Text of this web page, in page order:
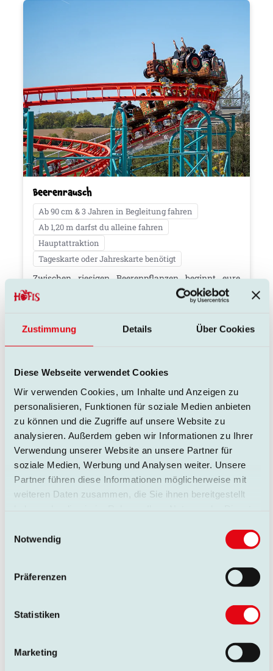
Zustimmung Details Über Cookies
Diese Webseite verwendet Cookies
Wir verwenden Cookies, um Inhalte und Anzeigen zu
personalisieren, Funktionen für soziale Medien anbieten
zu können und die Zugriffe auf unsere Website zu
analysieren. Außerdem geben wir Informationen zu Ihrer
Verwendung unserer Website an unsere Partner für
soziale Medien, Werbung und Analysen weiter. Unsere
Partner führen diese Informationen möglicherweise mit
weiteren Daten zusammen, die Sie ihnen bereitgestellt
Notwendig
Präferenzen
Statistiken
Marketing
Beerenrausch
Ab 90 cm & 3 Jahren in Begleitung fahren
Ab 1,20 m darfst du alleine fahren
Hauptattraktion
Tageskarte oder Jahreskarte benötigt
Zwischen riesigen Beerenpflanzen beginnt eure
Reise. Ab durch die Marmeladenfabrik, rein ins
Pflückkörbchen – und im „Beerenblitz &
Honigschleuder
Ab 1,20 m darfst du alleine fahren